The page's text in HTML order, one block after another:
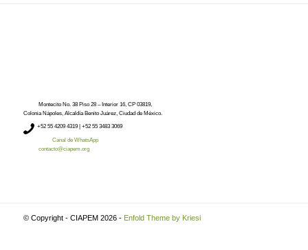
Montecito No. 38 Piso 28 – Interior 16, CP 03819,
Colonia Nápoles, Alcaldía Benito Juárez, Ciudad de México.
+52 55 4209 4319 | +52 55 3483 3069
Canal de WhatsApp
contacto@ciapem.org
© Copyright - CIAPEM 2026 - Enfold Theme by Kriesi